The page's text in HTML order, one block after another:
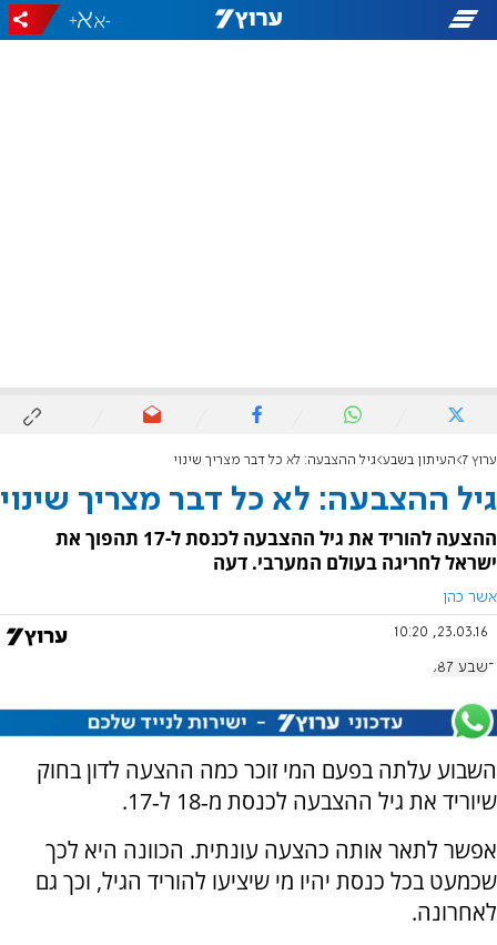
-
+
ערוץ 7 העיתון בשבע גיל ההצבעה: לא כל דבר מצריך שינוי
גיל ההצבעה: לא כל דבר מצריך שינוי
ההצעה להוריד את גיל ההצבעה לכנסת ל-17 תהפוך את
ישראל לחריגה בעולם המערבי. דעה
אשר כהן
23.03.16, 10:20
בשבע 687
השבוע עלתה בפעם המי זוכר כמה ההצעה לדון בחוק
שיוריד את גיל ההצבעה לכנסת מ‑18 ל‑17.
אפשר לתאר אותה כהצעה עונתית. הכוונה היא לכך
שכמעט בכל כנסת יהיו מי שיציעו להוריד הגיל, וכך גם
לאחרונה.